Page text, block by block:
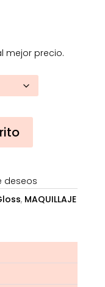
mejor precio.
deseos
, MAQUILLAJE